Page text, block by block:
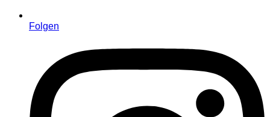
Folgen